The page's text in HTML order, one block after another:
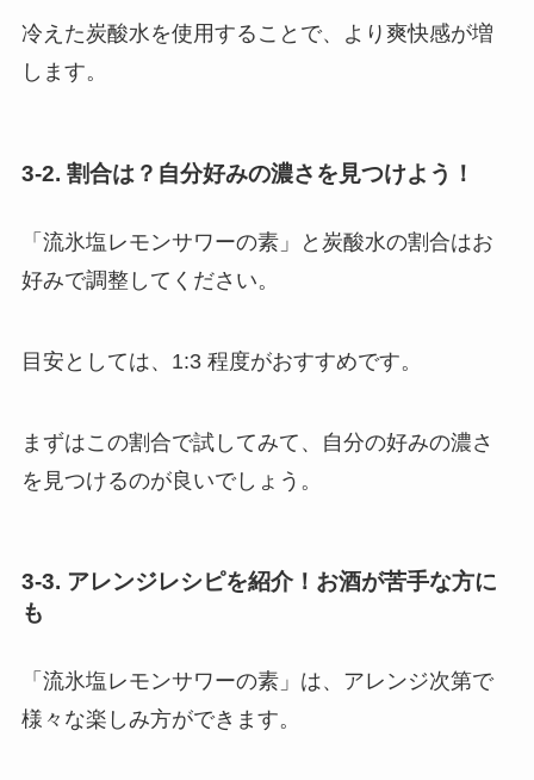
冷えた炭酸水を使用することで、より爽快感が増
します。
3-2. 割合は？自分好みの濃さを見つけよう！
「流氷塩レモンサワーの素」と炭酸水の割合はお
好みで調整してください。
目安としては、1:3 程度がおすすめです。
まずはこの割合で試してみて、自分の好みの濃さ
を見つけるのが良いでしょう。
3-3. アレンジレシピを紹介！お酒が苦手な方に
も
「流氷塩レモンサワーの素」は、アレンジ次第で
様々な楽しみ方ができます。